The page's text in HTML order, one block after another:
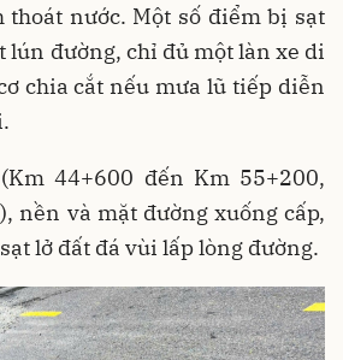
nước. Một số điểm bị sạt
lún đường, chỉ đủ một làn xe di
chia cắt nếu mưa lũ tiếp diễn
44+600 đến Km 55+200,
nền và mặt đường xuống cấp,
lở đất đá vùi lấp lòng đường.